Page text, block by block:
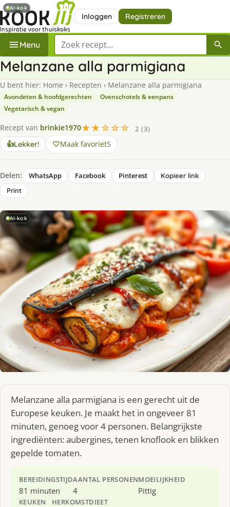
Inloggen Registreren
Menu Zoek een recept
Melanzane alla parmigiana
U bent hier: Home › Recepten › Melanzane alla parmigiana
Avondeten & hoofdgerechten
Ovenschotels & eenpans
Vegetarisch & vegan
Recept van brinkie1970★★☆☆☆
2 (3)
👍Lekker! Maak favoriet5
Delen: WhatsApp Facebook Pinterest
Kopieer link
Print
AI-kok
Melanzane alla parmigiana is een gerecht uit de
Europese keuken. Je maakt het in ongeveer 81
minuten, genoeg voor 4 personen. Belangrijkste
ingrediënten: aubergines, tenen knoflook en blikken
gepelde tomaten.
BEREIDINGSTIJD
81 minuten
AANTAL PERSONEN
4
MOEILIJKHEID
Pittig
KEUKEN HERKOMSTDIEET
AI-kok